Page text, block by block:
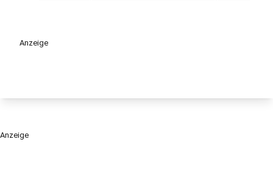
Anzeige
Anzeige